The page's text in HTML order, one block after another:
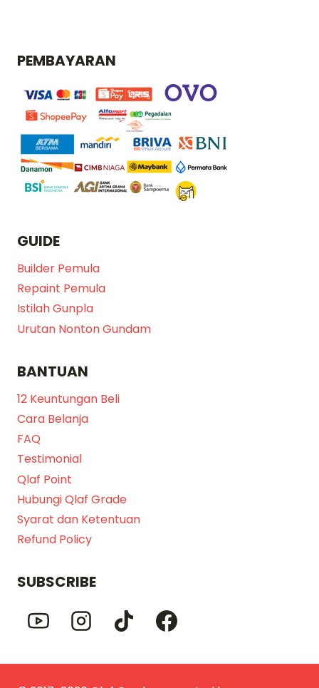
PEMBAYARAN
GUIDE
Builder Pemula
Repaint Pemula
Istilah Gunpla
Urutan Nonton Gundam
BANTUAN
12 Keuntungan Beli
Cara Belanja
FAQ
Testimonial
Qlaf Point
Hubungi Qlaf Grade
Syarat dan Ketentuan
Refund Policy
SUBSCRIBE